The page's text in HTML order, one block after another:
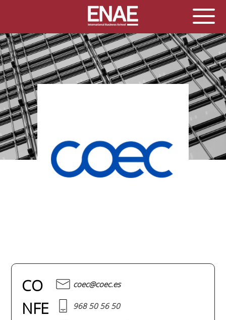
CO
NFE
coec@coec.es
968 50 56 50